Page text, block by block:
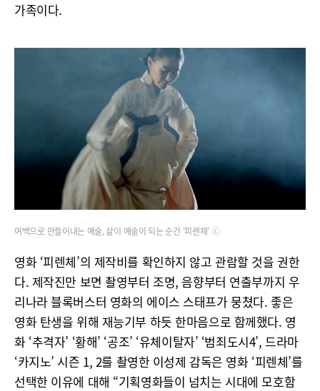
가족이다.
여백으로 만들어내는 예술, 삶이 예술이 되는 순간 ‘피렌체’ ⓒ
영화 ‘피렌체’의 제작비를 확인하지 않고 관람할 것을 권한
다. 제작진만 보면 촬영부터 조명, 음향부터 연출부까지 우
리나라 블록버스터 영화의 에이스 스태프가 뭉쳤다. 좋은
영화 탄생을 위해 재능기부 하듯 한마음으로 함께했다. 영
화 ‘추격자’ ‘황해’ ‘공조’ ‘유체이탈자’ ‘범죄도시4’, 드라마
‘카지노’ 시즌 1, 2를 촬영한 이성제 감독은 영화 ‘피렌체’를
선택한 이유에 대해 “기획영화들이 넘치는 시대에 모호함